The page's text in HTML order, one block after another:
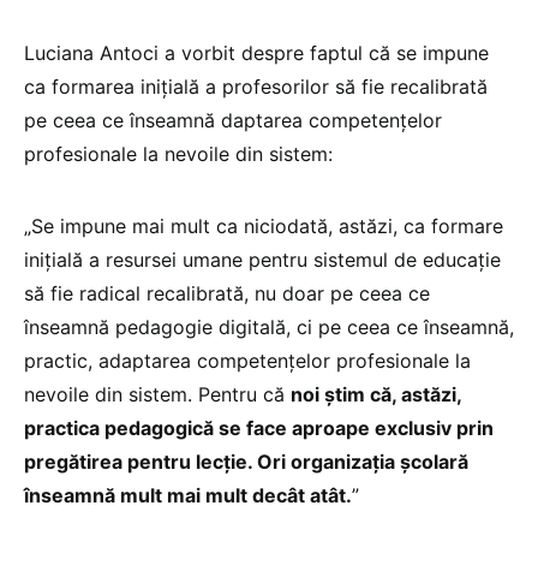
Luciana Antoci a vorbit despre faptul că se impune
ca formarea inițială a profesorilor să fie recalibrată
pe ceea ce înseamnă daptarea competențelor
profesionale la nevoile din sistem:
„Se impune mai mult ca niciodată, astăzi, ca formare
inițială a resursei umane pentru sistemul de educație
să fie radical recalibrată, nu doar pe ceea ce
înseamnă pedagogie digitală, ci pe ceea ce înseamnă,
practic, adaptarea competențelor profesionale la
nevoile din sistem. Pentru că noi știm că, astăzi,
practica pedagogică se face aproape exclusiv prin
pregătirea pentru lecție. Ori organizația școlară
înseamnă mult mai mult decât atât.”